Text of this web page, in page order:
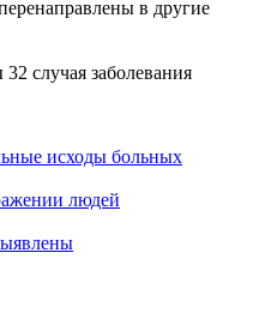
в другие
случая заболевания
исходы больных
людей